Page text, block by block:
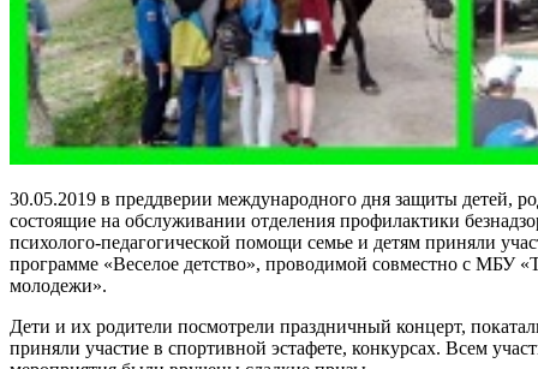
30.05.2019 в преддверии международного дня защиты детей,
состоящие на обслуживании отделения профилактики
психолого-педагогической помощи семье и детям приняли
программе «Веселое детство», проводимой совместно с МБУ
молодежи».
Дети и их родители посмотрели праздничный концерт,
приняли участие в спортивной эстафете, конкурсах. Всем